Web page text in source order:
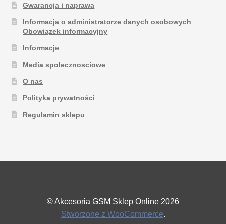
Gwarancja i naprawa
Informacja o administratorze danych osobowych
Obowiązek informacyjny
Informacje
Media spolecznosciowe
O nas
Polityka prywatności
Regulamin sklepu
© Akcesoria GSM Sklep Online 2026
Stworzone z WooCommerce.